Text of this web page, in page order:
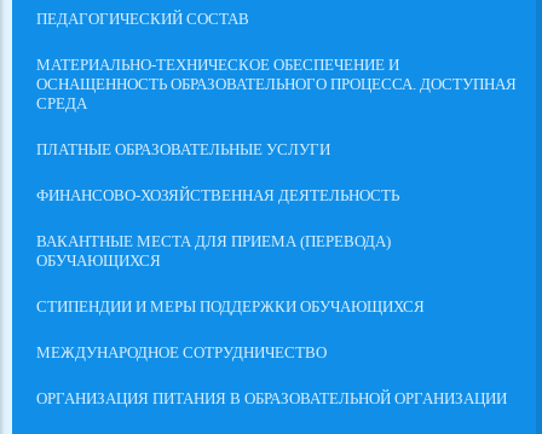
ПЕДАГОГИЧЕСКИЙ СОСТАВ
МАТЕРИАЛЬНО-ТЕХНИЧЕСКОЕ ОБЕСПЕЧЕНИЕ И
ОСНАЩЕННОСТЬ ОБРАЗОВАТЕЛЬНОГО ПРОЦЕССА. ДОСТУПНАЯ
СРЕДА
ПЛАТНЫЕ ОБРАЗОВАТЕЛЬНЫЕ УСЛУГИ
ФИНАНСОВО-ХОЗЯЙСТВЕННАЯ ДЕЯТЕЛЬНОСТЬ
ВАКАНТНЫЕ МЕСТА ДЛЯ ПРИЕМА (ПЕРЕВОДА)
ОБУЧАЮЩИХСЯ
СТИПЕНДИИ И МЕРЫ ПОДДЕРЖКИ ОБУЧАЮЩИХСЯ
МЕЖДУНАРОДНОЕ СОТРУДНИЧЕСТВО
ОРГАНИЗАЦИЯ ПИТАНИЯ В ОБРАЗОВАТЕЛЬНОЙ ОРГАНИЗАЦИИ